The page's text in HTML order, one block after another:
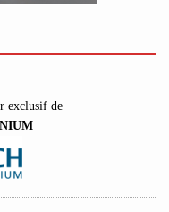
exclusif de